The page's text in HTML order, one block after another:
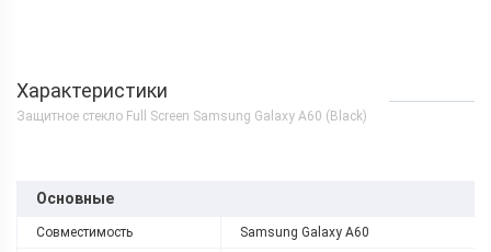
Характеристики
Защитное стекло Full Screen Samsung Galaxy A60 (Black)
Основные
Совместимость Samsung Galaxy A60